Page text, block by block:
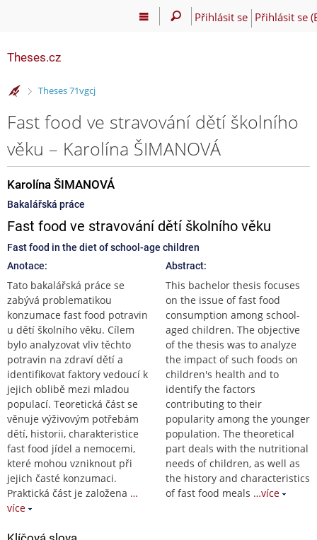
Přihlásit se Přihlásit se
Theses.cz
>
Theses 71vgcj
Fast food ve stravování dětí školního
věku – Karolína ŠIMANOVÁ
Karolína ŠIMANOVÁ
Bakalářská práce
Fast food ve stravování dětí školního věku
Fast food in the diet of school-age children
Anotace:
Tato bakalářská práce se
zabývá problematikou
konzumace fast food potravin
u dětí školního věku. Cílem
bylo analyzovat vliv těchto
potravin na zdraví dětí a
identifikovat faktory vedoucí k
jejich oblibě mezi mladou
populací. Teoretická část se
věnuje výživovým potřebám
dětí, historii, charakteristice
fast food jídel a nemocemi,
které mohou vzniknout při
jejich časté konzumaci.
Praktická část je založena …
více
Abstract:
This bachelor thesis focuses
on the issue of fast food
consumption among school-
aged children. The objective
of the thesis was to analyze
the impact of such foods on
children's health and to
identify the factors
contributing to their
popularity among the younger
population. The theoretical
part deals with the nutritional
needs of children, as well as
the history and characteristics
of fast food meals …více